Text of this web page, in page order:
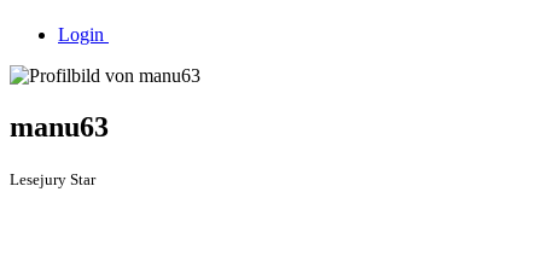
Login
manu63
Lesejury Star